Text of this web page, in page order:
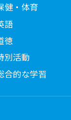
健・体育
語
徳
別活動
合的な学習